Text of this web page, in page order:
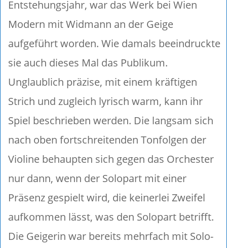
Entstehungsjahr, war das Werk bei Wien
Modern mit Widmann an der Geige
aufgeführt worden. Wie damals beeindruckte
sie auch dieses Mal das Publikum.
Unglaublich präzise, mit einem kräftigen
Strich und zugleich lyrisch warm, kann ihr
Spiel beschrieben werden. Die langsam sich
nach oben fortschreitenden Tonfolgen der
Violine behaupten sich gegen das Orchester
nur dann, wenn der Solopart mit einer
Präsenz gespielt wird, die keinerlei Zweifel
aufkommen lässt, was den Solopart betrifft.
Die Geigerin war bereits mehrfach mit Solo-